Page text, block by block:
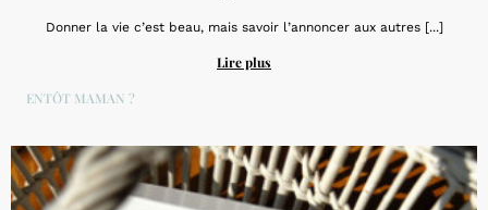
Donner la vie c’est beau, mais savoir l’annoncer aux autres [...]
Lire plus
BIENTÔT MAMAN ?